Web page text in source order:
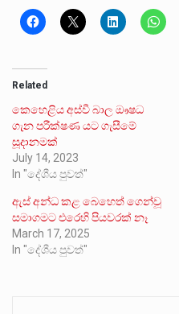
Related
කෙහෙළිය අස්වී බාල ඖෂධ
ගැන පරීක්ෂණ යට ගැසීමේ
සූදානමක්
July 14, 2023
In "දේශීය පුවත්"
ඇස් අන්ධ කළ බෙහෙත් ගෙන්වූ
සමාගමට එරෙහි පියවරක් නෑ
March 17, 2025
In "දේශීය පුවත්"